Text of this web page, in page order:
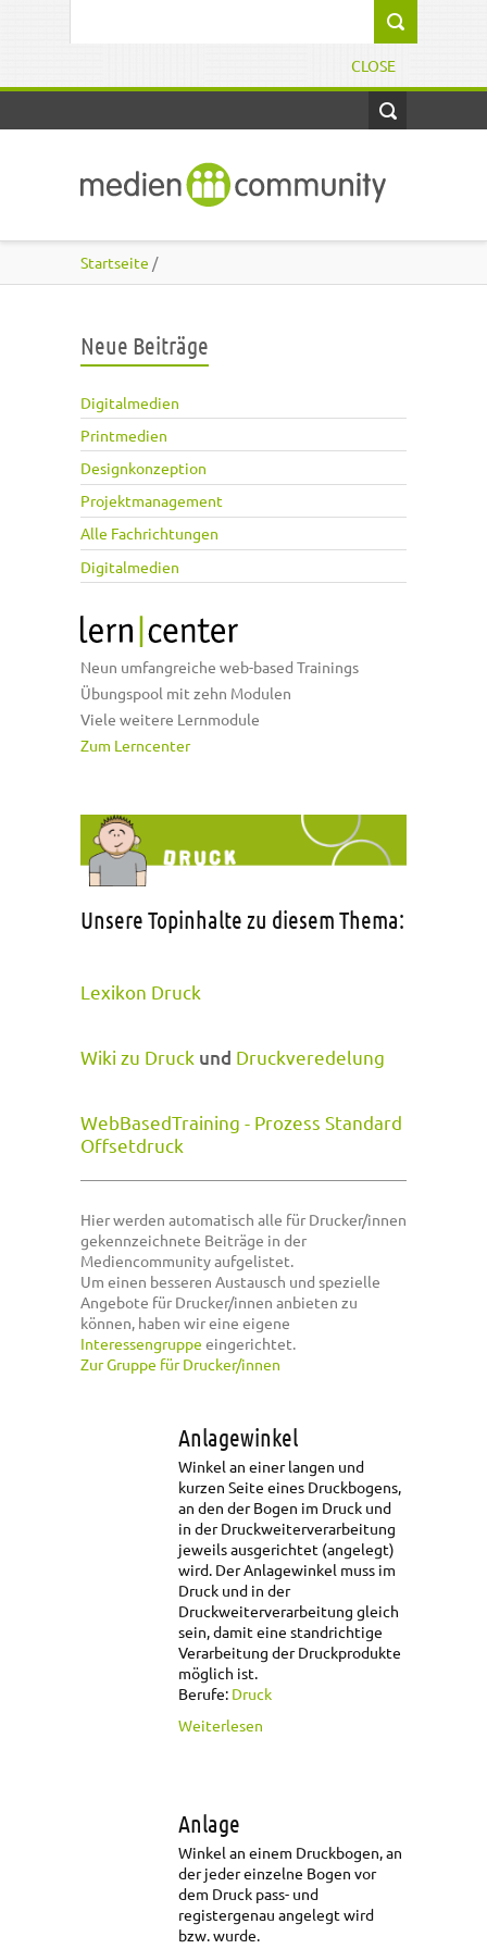
CLOSE
Startseite /
Neue Beiträge
Digitalmedien
Printmedien
Designkonzeption
Projektmanagement
Alle Fachrichtungen
Digitalmedien
Neun umfangreiche web-based Trainings
Übungspool mit zehn Modulen
Viele weitere Lernmodule
Zum Lerncenter
Unsere Topinhalte zu diesem Thema:
Lexikon Druck
Wiki zu Druck und Druckveredelung
WebBasedTraining - Prozess Standard
Offsetdruck
Hier werden automatisch alle für Drucker/innen
gekennzeichnete Beiträge in der
Mediencommunity aufgelistet.
Um einen besseren Austausch und spezielle
Angebote für Drucker/innen anbieten zu
können, haben wir eine eigene
Interessengruppe eingerichtet.
Zur Gruppe für Drucker/innen
Anlagewinkel
Winkel an einer langen und
kurzen Seite eines Druckbogens,
an den der Bogen im Druck und
in der Druckweiterverarbeitung
jeweils ausgerichtet (angelegt)
wird. Der Anlagewinkel muss im
Druck und in der
Druckweiterverarbeitung gleich
sein, damit eine standrichtige
Verarbeitung der Druckprodukte
möglich ist.
Berufe: Druck
Weiterlesen
Anlage
Winkel an einem Druckbogen, an
der jeder einzelne Bogen vor
dem Druck pass- und
registergenau angelegt wird
bzw. wurde.